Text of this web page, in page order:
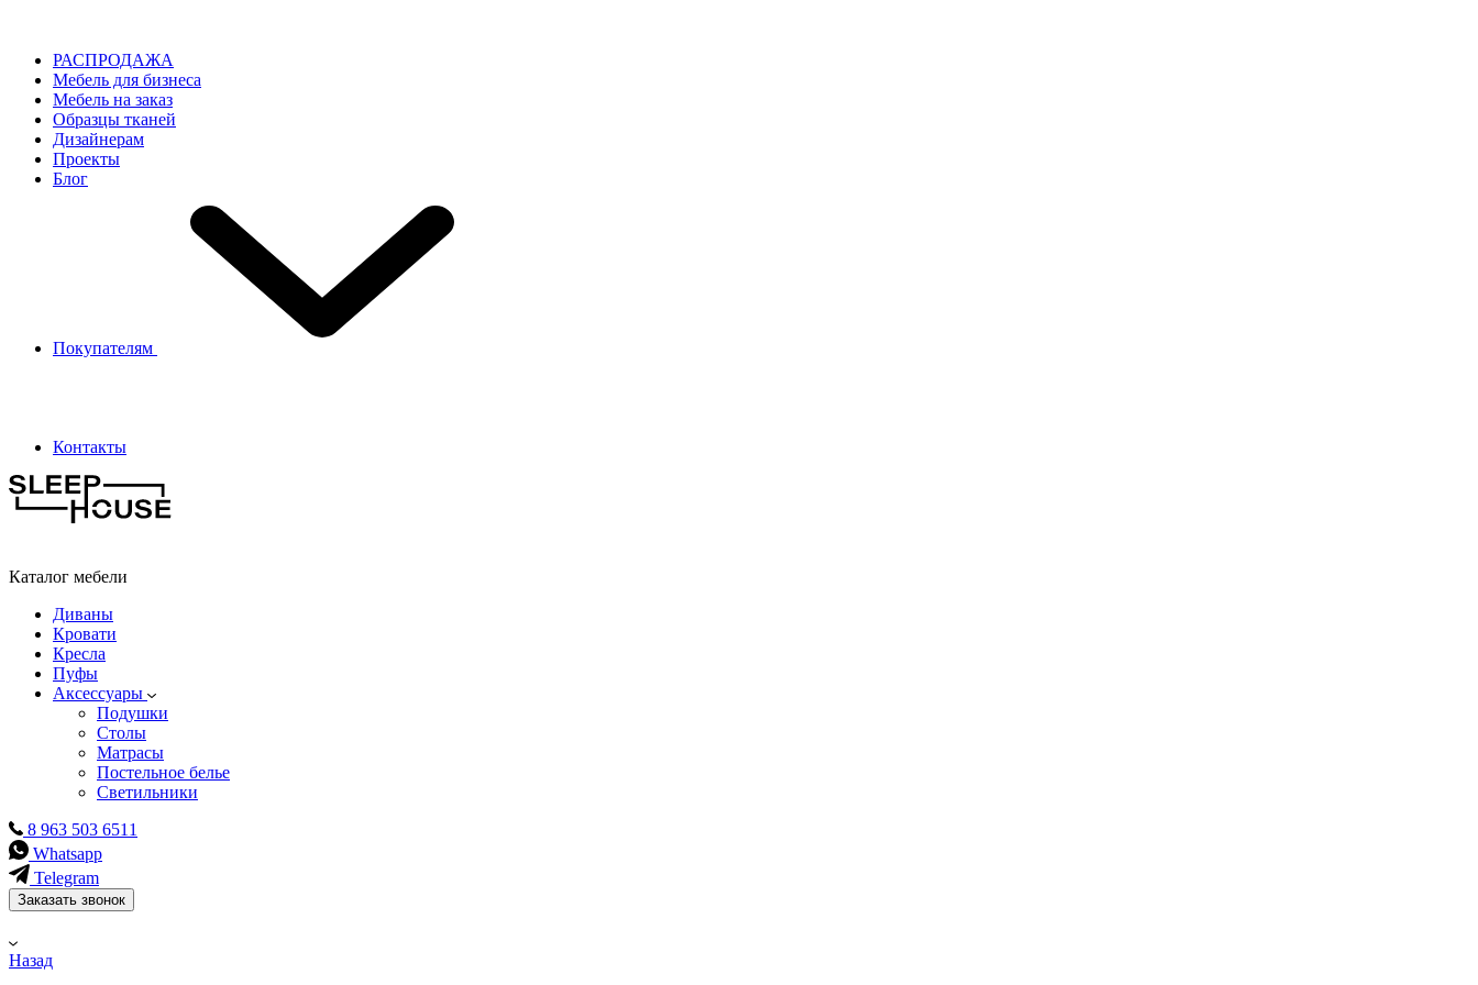
РАСПРОДАЖА
Мебель для бизнеса
Мебель на заказ
Образцы тканей
Дизайнерам
Проекты
Блог
Покупателям
Контакты
Каталог мебели
Диваны
Кровати
Кресла
Пуфы
Аксессуары
Подушки
Столы
Матрасы
Постельное белье
Светильники
8 963 503 6511
Whatsapp
Telegram
Заказать звонок
Назад